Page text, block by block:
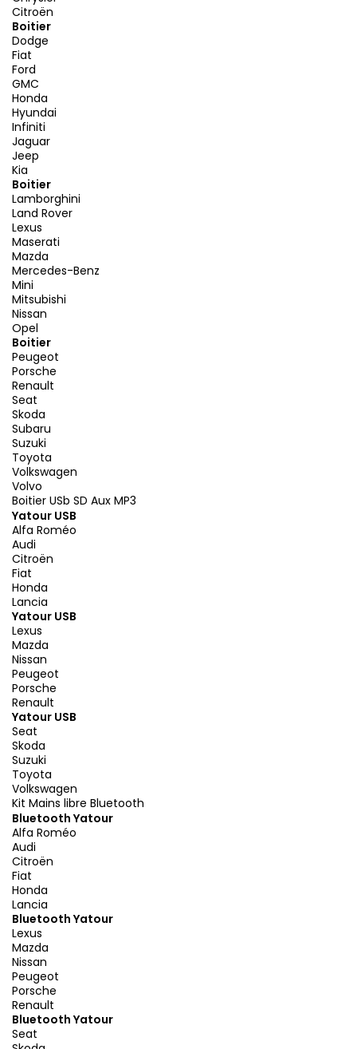
Citroën
Boitier
Dodge
Fiat
Ford
GMC
Honda
Hyundai
Infiniti
Jaguar
Jeep
Kia
Boitier
Lamborghini
Land Rover
Lexus
Maserati
Mazda
Mercedes-Benz
Mini
Mitsubishi
Nissan
Opel
Boitier
Peugeot
Porsche
Renault
Seat
Skoda
Subaru
Suzuki
Toyota
Volkswagen
Volvo
Boitier USb SD Aux MP3
Yatour USB
Alfa Roméo
Audi
Citroën
Fiat
Honda
Lancia
Yatour USB
Lexus
Mazda
Nissan
Peugeot
Porsche
Renault
Yatour USB
Seat
Skoda
Suzuki
Toyota
Volkswagen
Kit Mains libre Bluetooth
Bluetooth Yatour
Alfa Roméo
Audi
Citroën
Fiat
Honda
Lancia
Bluetooth Yatour
Lexus
Mazda
Nissan
Peugeot
Porsche
Renault
Bluetooth Yatour
Seat